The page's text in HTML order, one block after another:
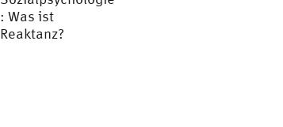
: Was ist
Reaktanz?